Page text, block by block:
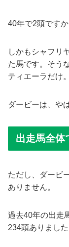
40年で2頭です
しかもシャフリ
た馬です。そう
ティエーラだけ。
ダービーは、や
出走馬全体
ただし、ダービ
ありません。
過去40年の出走
234頭ありました